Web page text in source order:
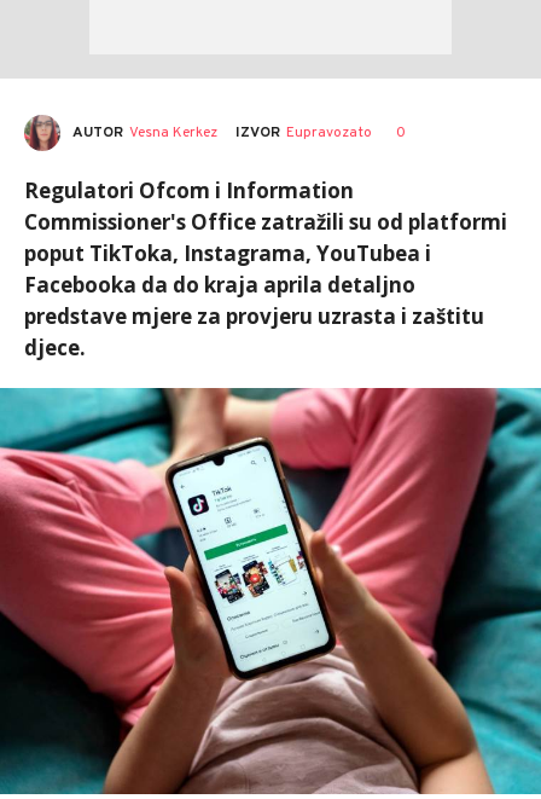
AUTOR Vesna Kerkez IZVOR Eupravozato 0
Regulatori Ofcom i Information
Commissioner's Office zatražili su od platformi
poput TikToka, Instagrama, YouTubea i
Facebooka da do kraja aprila detaljno
predstave mjere za provjeru uzrasta i zaštitu
djece.